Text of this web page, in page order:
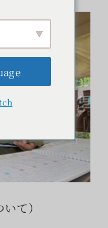
て）